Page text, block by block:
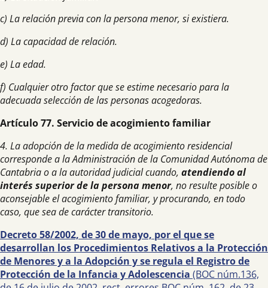
c) La relación previa con la persona menor, si existiera.
d) La capacidad de relación.
e) La edad.
f) Cualquier otro factor que se estime necesario para la
adecuada selección de las personas acogedoras.
Artículo 77. Servicio de acogimiento familiar
4. La adopción de la medida de acogimiento residencial
corresponde a la Administración de la Comunidad Autónoma de
Cantabria o a la autoridad judicial cuando, atendiendo al
interés superior de la persona menor, no resulte posible o
aconsejable el acogimiento familiar, y procurando, en todo
caso, que sea de carácter transitorio.
Decreto 58/2002, de 30 de mayo, por el que se
desarrollan los Procedimientos Relativos a la Protección
de Menores y a la Adopción y se regula el Registro de
Protección de la Infancia y Adolescencia (BOC núm.136,